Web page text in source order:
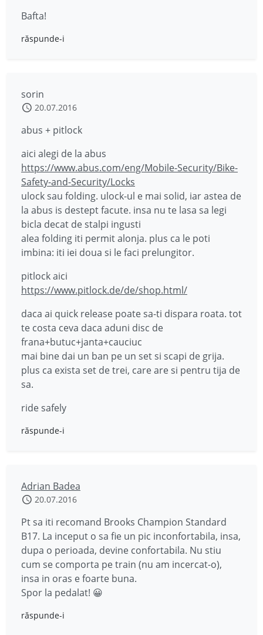
Bafta!
răspunde-i
sorin
20.07.2016
abus + pitlock
aici alegi de la abus
https://www.abus.com/eng/Mobile-Security/Bike-
Safety-and-Security/Locks
ulock sau folding. ulock-ul e mai solid, iar astea de
la abus is destept facute. insa nu te lasa sa legi
bicla decat de stalpi ingusti
alea folding iti permit alonja. plus ca le poti
imbina: iti iei doua si le faci prelungitor.
pitlock aici
https://www.pitlock.de/de/shop.html/
daca ai quick release poate sa-ti dispara roata. tot
te costa ceva daca aduni disc de
frana+butuc+janta+cauciuc
mai bine dai un ban pe un set si scapi de grija.
plus ca exista set de trei, care are si pentru tija de
sa.
ride safely
răspunde-i
Adrian Badea
20.07.2016
Pt sa iti recomand Brooks Champion Standard
B17. La inceput o sa fie un pic inconfortabila, insa,
dupa o perioada, devine confortabila. Nu stiu
cum se comporta pe train (nu am incercat-o),
insa in oras e foarte buna.
Spor la pedalat! 😀
răspunde-i